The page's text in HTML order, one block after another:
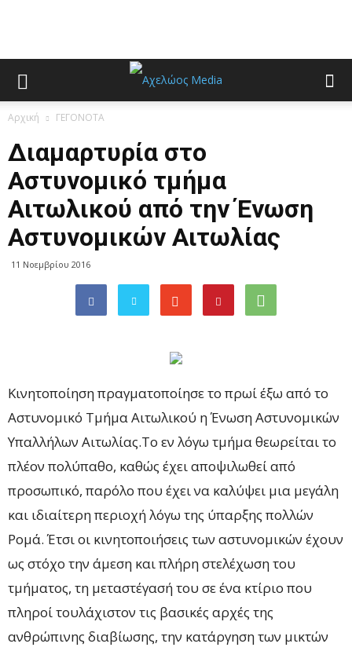
Αρχική ΓΕΓΟΝΟΤΑ
Διαμαρτυρία στο
Αστυνομικό τμήμα
Αιτωλικού από την Ένωση
Αστυνομικών Αιτωλίας
11 Νοεμβρίου 2016
Κινητοποίηση πραγματοποίησε το πρωί έξω από το
Αστυνομικό Τμήμα Αιτωλικού η Ένωση Αστυνομικών
Υπαλλήλων Αιτωλίας.Το εν λόγω τμήμα θεωρείται το
πλέον πολύπαθο, καθώς έχει αποψιλωθεί από
προσωπικό, παρόλο που έχει να καλύψει μια μεγάλη
και ιδιαίτερη περιοχή λόγω της ύπαρξης πολλών
Ρομά. Έτσι οι κινητοποιήσεις των αστυνομικών έχουν
ως στόχο την άμεση και πλήρη στελέχωση του
τμήματος, τη μεταστέγασή του σε ένα κτίριο που
πληροί τουλάχιστον τις βασικές αρχές της
ανθρώπινης διαβίωσης, την κατάργηση των μικτών